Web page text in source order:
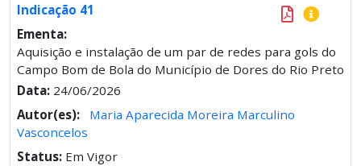
Indicação 41
Ementa:
Aquisição e instalação de um par de redes para gols do
Campo Bom de Bola do Município de Dores do Rio Preto
Data: 24/06/2026
Autor(es):
Maria Aparecida Moreira Marculino
Vasconcelos
Status: Em Vigor